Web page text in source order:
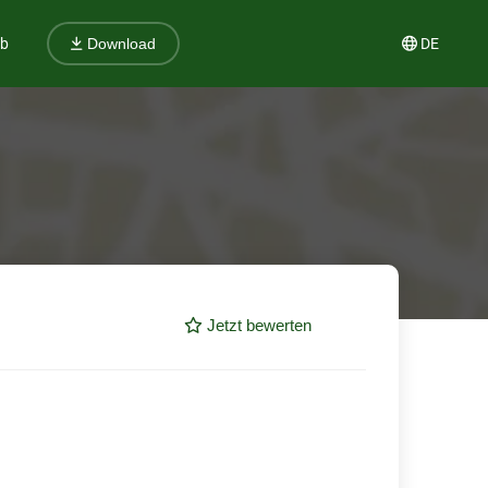
Download DE
Jetzt bewerten